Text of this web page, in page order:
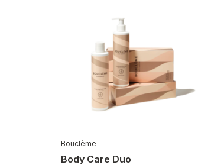
Bouclème
Body Care Duo